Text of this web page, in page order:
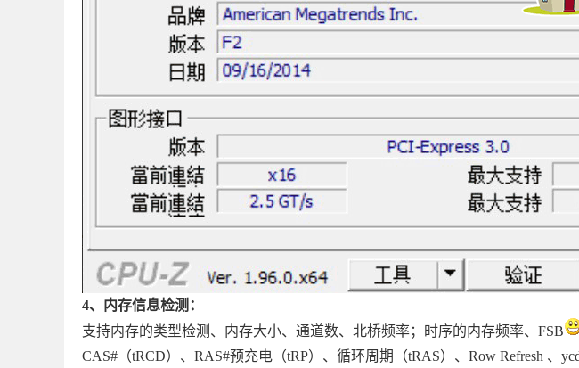
4、内存信息检测：
支持内存的类型检测、内存大小、通道数、北桥频率；时序的内存频率、FSB
CAS#（tRCD）、RAS#预充电（tRP）、循环周期（tRAS）、Row Refresh 、